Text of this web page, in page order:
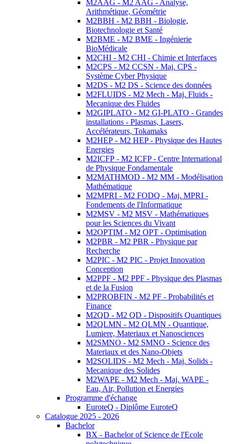
M2AAG - M2 AAG - Analyse,
Arithmétique, Géométrie
M2BBH - M2 BBH - Biologie,
Biotechnologie et Santé
M2BME - M2 BME - Ingénierie
BioMédicale
M2CHI - M2 CHI - Chimie et Interfaces
M2CPS - M2 CCSN - Maj. CPS -
Système Cyber Physique
M2DS - M2 DS - Science des données
M2FLUIDS - M2 Mech - Maj. Fluids -
Mecanique des Fluides
M2GIPLATO - M2 GI-PLATO - Grandes
installations - Plasmas, Lasers,
Accélérateurs, Tokamaks
M2HEP - M2 HEP - Physique des Hautes
Energies
M2ICFP - M2 ICFP - Centre International
de Physique Fondamentale
M2MATHMOD - M2 MM - Modélisation
Mathématique
M2MPRI - M2 FODQ - Maj. MPRI -
Fondements de l'Informatique
M2MSV - M2 MSV - Mathématiques
pour les Sciences du Vivant
M2OPTIM - M2 OPT - Optimisation
M2PBR - M2 PBR - Physique par
Recherche
M2PIC - M2 PIC - Projet Innovation
Conception
M2PPF - M2 PPF - Physique des Plasmas
et de la Fusion
M2PROBFIN - M2 PF - Probabilités et
Finance
M2QD - M2 QD - Dispositifs Quantiques
M2QLMN - M2 QLMN - Quantique,
Lumiere, Materiaux et Nanosciences
M2SMNO - M2 SMNO - Science des
Materiaux et des Nano-Objets
M2SOLIDS - M2 Mech - Maj. Solids -
Mecanique des Solides
M2WAPE - M2 Mech - Maj. WAPE -
Eau, Air, Pollution et Energies
Programme d'échange
EuroteQ - Diplôme EuroteQ
Catalogue 2025 - 2026
Bachelor
BX - Bachelor of Science de l'Ecole